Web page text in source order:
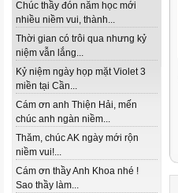
Chúc thầy đón năm học mới
nhiều niềm vui, thành...
Thời gian có trôi qua nhưng kỷ
niệm vẫn lắng...
Kỷ niệm ngày họp mặt Violet 3
miền tại Cần...
Cám ơn anh Thiện Hải, mến
chúc anh ngàn niềm...
Thăm, chúc AK ngày mới rộn
niềm vui!...
Cám ơn thầy Anh Khoa nhé !
Sao thầy làm...